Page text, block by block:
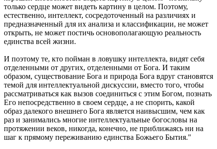
только сердце может видеть картину в целом. Поэтому,
естественно, интеллект, сосредоточенный на различиях и
предназначенный для их анализа и классификации, не может
открыть, не может постичь основополагающую реальность
единства всей жизни.
И поэтому те, кто пойман в ловушку интеллекта, видят себя
отделенными от других, отделенными от Бога. И таким
образом, существование Бога и природа Бога вдруг становятся
темой для интеллектуальной дискуссии, вместо того, чтобы
рассматриваться как вызов соединиться с этим Богом, познать
Его непосредственно в своем сердце, а не спорить, какой
образ далекого внешнего Бога является наивысшим, чем как
раз и занимались многие интеллектуальные богословы на
протяжении веков, никогда, конечно, не приближаясь ни на
шаг к прямому переживанию единства Божьего Бытия."